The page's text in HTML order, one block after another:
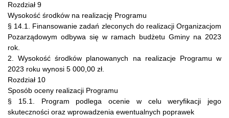
Rozdział 9
Wysokość środków na realizację Programu
§ 14.1. Finansowanie zadań zleconych do realizacji Organizacjom
Pozarządowym odbywa się w ramach budżetu Gminy na 2023
rok.
2. Wysokość środków planowanych na realizacje Programu w
2023 roku wynosi 5 000,00 zł.
Rozdział 10
Sposób oceny realizacji Programu
§ 15.1. Program podlega ocenie w celu weryfikacji jego
skuteczności oraz wprowadzenia ewentualnych poprawek